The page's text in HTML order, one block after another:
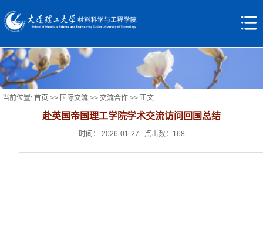
当前位置:首页 >> 国际交流 >>交流合作 >> 正文
赴英国帝国理工学院学术交流访问回国总结
时间： 2026-01-27 点击数： 168